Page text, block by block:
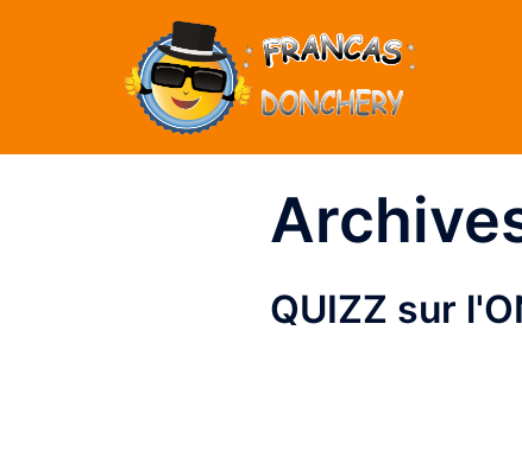
QUIZZ sur